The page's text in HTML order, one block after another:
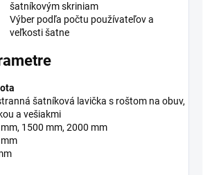
šatníkovým skriniam
Výber podľa počtu používateľov a
veľkosti šatne
šatníková lavička s roštom na obuv,
a vešiakmi
1500 mm, 2000 mm